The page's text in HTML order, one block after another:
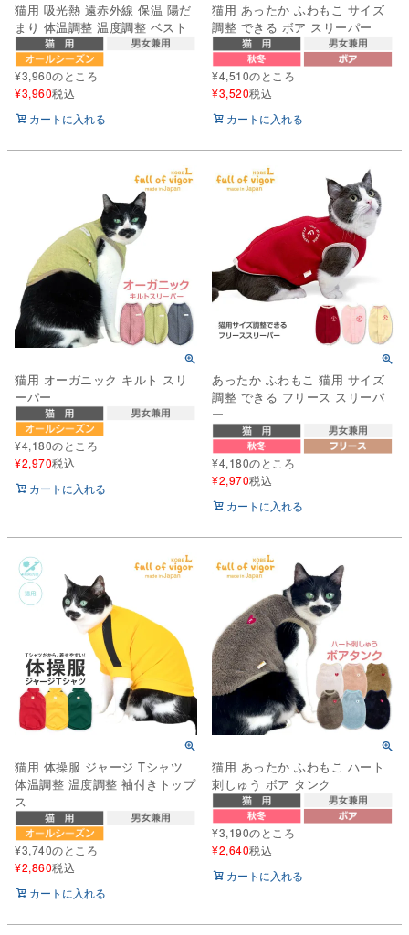
猫用 吸光熱 遠赤外線 保温 陽だ
まり 体温調整 温度調整 ベスト
¥3,960のところ
¥3,960税込
カートに入れる
猫用 あったか ふわもこ サイズ
調整 できる ボア スリーパー
¥4,510のところ
¥3,520税込
カートに入れる
猫用 オーガニック キルト スリ
ーパー
¥4,180のところ
¥2,970税込
カートに入れる
あったか ふわもこ 猫用 サイズ
調整 できる フリース スリーパ
ー
¥4,180のところ
¥2,970税込
カートに入れる
猫用 体操服 ジャージ Tシャツ
体温調整 温度調整 袖付きトップ
ス
¥3,740のところ
¥2,860税込
カートに入れる
猫用 あったか ふわもこ ハート
刺しゅう ボア タンク
¥3,190のところ
¥2,640税込
カートに入れる